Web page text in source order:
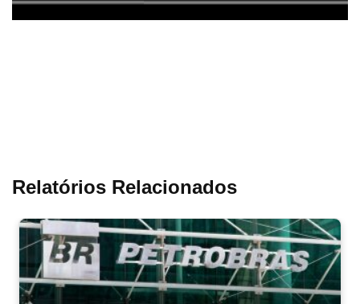
Relatórios Relacionados